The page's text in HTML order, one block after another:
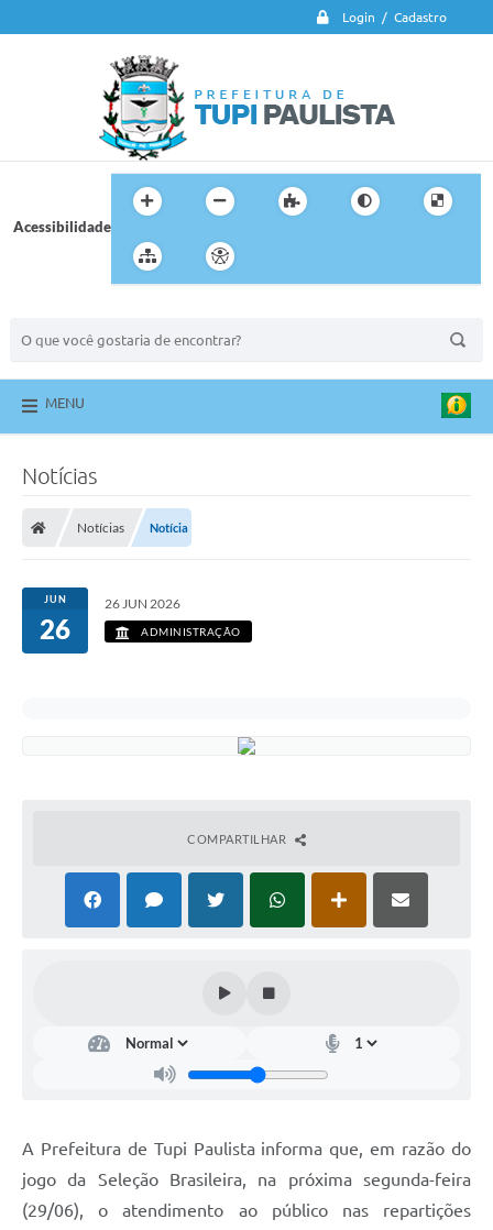
Login / Cadastro
Acessibilidade
MENU
Notícias
Notícias Notícia
JUN
26
26 JUN 2026
ADMINISTRAÇÃO
COMPARTILHAR
A Prefeitura de Tupi Paulista informa que, em razão do
jogo da Seleção Brasileira, na próxima segunda-feira
(29/06), o atendimento ao público nas repartições